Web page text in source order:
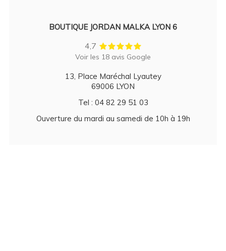
BOUTIQUE JORDAN MALKA LYON 6
4,7
Voir les 18 avis Google
13, Place Maréchal Lyautey
69006 LYON
Tel : 04 82 29 51 03
Ouverture du mardi au samedi de 10h à 19h